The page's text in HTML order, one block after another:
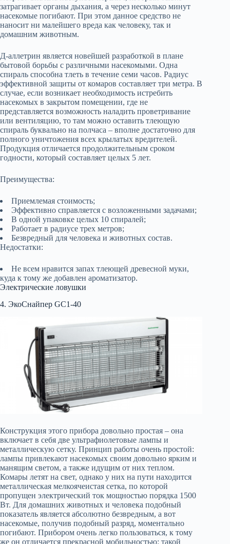
затрагивает органы дыхания, а через несколько минут
насекомые погибают. При этом данное средство не
наносит ни малейшего вреда как человеку, так и
домашним животным.
Д-аллетрин является новейшей разработкой в плане
бытовой борьбы с различными насекомыми. Одна
спираль способна тлеть в течение семи часов. Радиус
эффективной защиты от комаров составляет три метра. В
случае, если возникает необходимость истребить
насекомых в закрытом помещении, где не
представляется возможность наладить проветривание
или вентиляцию, то там можно оставить тлеющую
спираль буквально на полчаса – вполне достаточно для
полного уничтожения всех крылатых вредителей.
Продукция отличается продолжительным сроком
годности, который составляет целых 5 лет.
Преимущества:
Приемлемая стоимость;
Эффективно справляется с возложенными задачами;
В одной упаковке целых 10 спиралей;
Работает в радиусе трех метров;
Безвредный для человека и животных состав.
Недостатки:
Не всем нравится запах тлеющей древесной муки,
куда к тому же добавлен ароматизатор.
Электрические ловушки
4. ЭкоСнайпер GC1-40
Конструкция этого прибора довольно простая – она
включает в себя две ультрафиолетовые лампы и
металлическую сетку. Принцип работы очень простой:
лампы привлекают насекомых своим довольно ярким и
манящим светом, а также идущим от них теплом.
Комары летят на свет, однако у них на пути находится
металлическая мелкоячеистая сетка, по которой
пропущен электрический ток мощностью порядка 1500
Вт. Для домашних животных и человека подобный
показатель является абсолютно безвредным, а вот
насекомые, получив подобный разряд, моментально
погибают. Прибором очень легко пользоваться, к тому
же он отличается прекрасной мобильностью: такой